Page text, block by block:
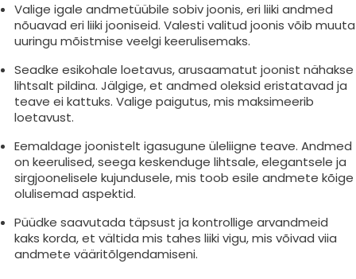
Valige igale andmetüübile sobiv joonis, eri liiki andmed
nõuavad eri liiki jooniseid. Valesti valitud joonis võib muuta
uuringu mõistmise veelgi keerulisemaks.
Seadke esikohale loetavus, arusaamatut joonist nähakse
lihtsalt pildina. Jälgige, et andmed oleksid eristatavad ja
teave ei kattuks. Valige paigutus, mis maksimeerib
loetavust.
Eemaldage joonistelt igasugune üleliigne teave. Andmed
on keerulised, seega keskenduge lihtsale, elegantsele ja
sirgjoonelisele kujundusele, mis toob esile andmete kõige
olulisemad aspektid.
Püüdke saavutada täpsust ja kontrollige arvandmeid
kaks korda, et vältida mis tahes liiki vigu, mis võivad viia
andmete vääritõlgendamiseni.